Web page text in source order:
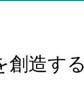
創造する